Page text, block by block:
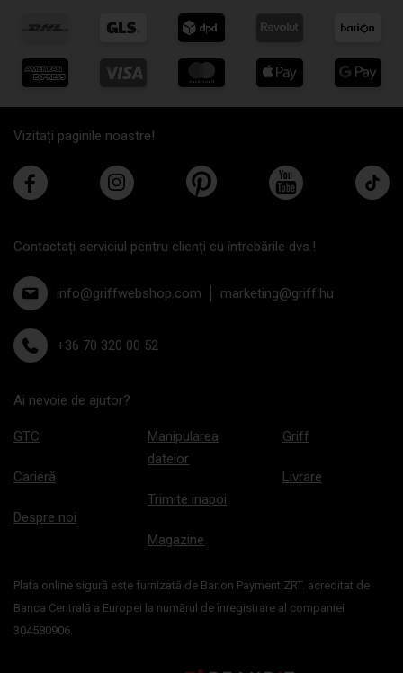
Vizitați paginile noastre!
Contactați serviciul pentru clienți cu întrebările dvs.!
info@griffwebshop.com marketing@griff.hu
+36 70 320 00 52
Ai nevoie de ajutor?
GTC
Carieră
Despre noi
Manipularea
datelor
Trimite inapoi
Magazine
Griff
Livrare
Plata online sigură este furnizată de Barion Payment ZRT. acreditat de
Banca Centrală a Europei la numărul de înregistrare al companiei
304580906.